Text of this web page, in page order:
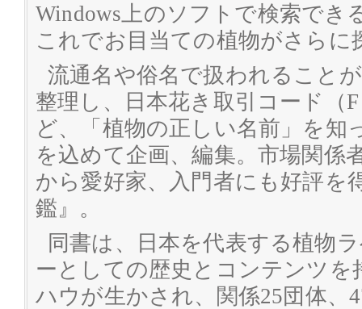
Windows上のソフトで検索でき
これでお目当ての植物がさらに
流通名や俗名で扱われること
整理し、日本花き取引コード（
ど、「植物の正しい名前」を知
を込めて企画、編集。市場関係
から愛好家、入門者にも好評を
鑑』。
同書は、日本を代表する植物
ーとしての歴史とコンテンツ
ハウが生かされ、関係25団体、